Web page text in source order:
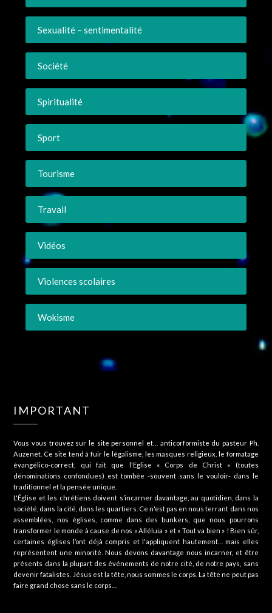
Sexualité – sentimentalité
Société
Spiritualité
Sport
Tourisme
Travail
Vidéos
Violences scolaires
Wokisme
IMPORTANT
Vous vous trouvez sur le site personnel et… anticorformiste du pasteur Ph.
Auzenet. Ce site tend à fuir le légalisme, les masques religieux, le formatage
évangélico-correct, qui fait que l'Eglise « Corps de Christ » (toutes
dénominations confondues) est tombée -souvent sans le vouloir- dans le
traditionnel et la pensée unique.
L'Église et les chrétiens doivent s’incarner davantage, au quotidien, dans la
société, dans la cité, dans les quartiers. Ce n'est pas en nous terrant dans nos
assemblées, nos églises, comme dans des bunkers, que nous pourrons
transformer le monde à cause de nos « Alléluia » et « Tout va bien » ! Bien sûr,
certaines églises l’ont déjà compris et l'appliquent hautement… mais elles
représentent une minorité. Nous devons davantage nous incarner, et être
présents dans la plupart des événements de notre cité, de notre pays, sans
devenir fatalistes. Jésus est la tête, nous sommes le corps. La tête ne peut pas
faire grand chose sans le corps…